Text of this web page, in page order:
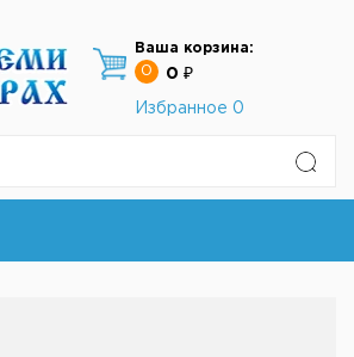
Ваша корзина:
0
0 ₽
Избранное 0